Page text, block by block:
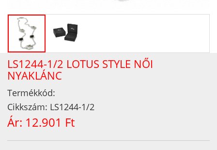
LS1244-1/2 LOTUS STYLE NŐI
NYAKLÁNC
Termékkód:
Cikkszám: LS1244-1/2
Ár: 12.901 Ft